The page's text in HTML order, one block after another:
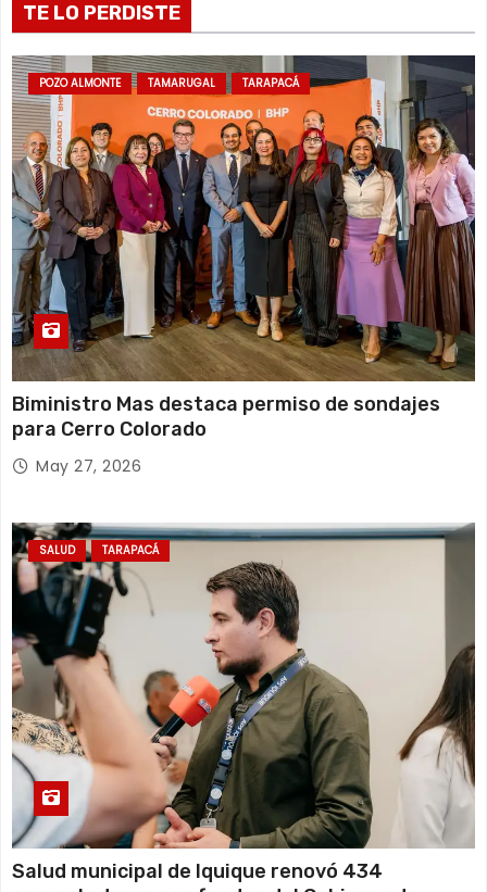
a
d
a
s
TE LO PERDISTE
POZO ALMONTE TAMARUGAL TARAPACÁ
Biministro Mas destaca permiso de sondajes
para Cerro Colorado
May 27, 2026
SALUD TARAPACÁ
Salud municipal de Iquique renovó 434